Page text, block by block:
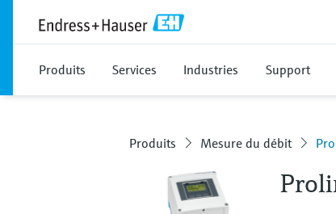
Produits Services Industries Support
Produits Mesure du débit